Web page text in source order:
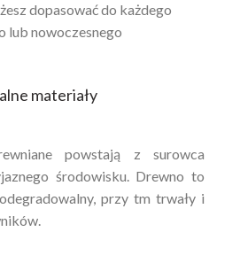
dopasować do każdego
lub nowoczesnego
materiały
powstają z surowca
środowisku. Drewno to
przy tm trwały i